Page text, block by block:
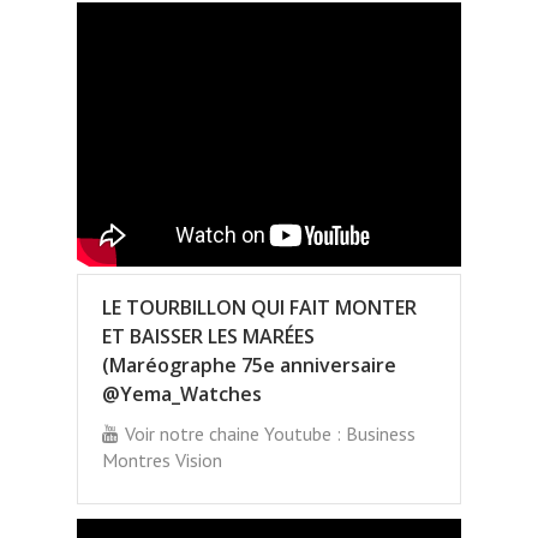
LE TOURBILLON QUI FAIT MONTER
ET BAISSER LES MARÉES
(Maréographe 75e anniversaire
@Yema_Watches
Voir notre chaine Youtube : Business
Montres Vision